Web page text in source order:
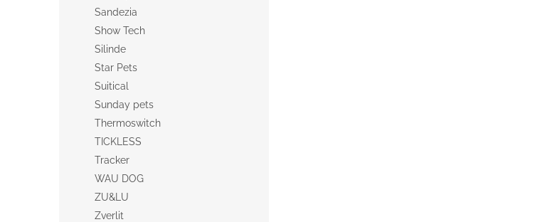
Sandezia
Show Tech
Silinde
Star Pets
Suitical
Sunday pets
Thermoswitch
TICKLESS
Tracker
WAU DOG
ZU&LU
Zverlit